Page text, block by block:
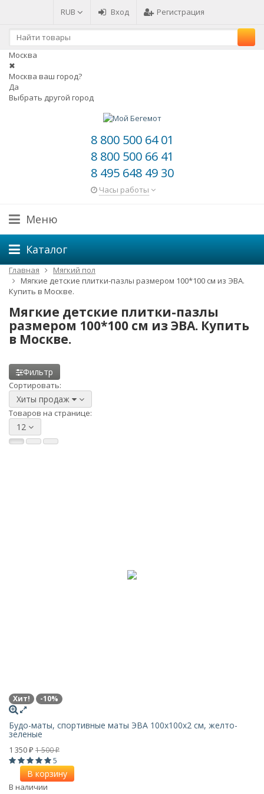
RUB Вход Регистрация
Москва
✖
Москва ваш город?
Да
Выбрать другой город
8 800 500 64 01
8 800 500 66 41
8 495 648 49 30
Часы работы
Меню
Каталог
Главная
Мягкий пол
Мягкие детские плитки-пазлы размером 100*100 см из ЭВА.
Купить в Москве.
Мягкие детские плитки-пазлы
размером 100*100 см из ЭВА. Купить
в Москве.
Фильтр
Сортировать:
Хиты продаж
Товаров на странице:
12
Хит! -10%
Будо-маты, спортивные маты ЭВА 100х100x2 см, желто-
зеленые
1 350 ₽ 1 500₽
5
В корзину
В наличии